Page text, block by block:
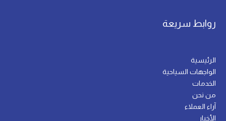
روابط سريعة
الرئيسية
الواجهات السياحية
الخدمات
من نحن
آراء العملاء
الأخبار